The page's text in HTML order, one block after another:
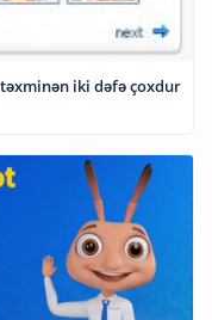
iki dəfə çoxdur